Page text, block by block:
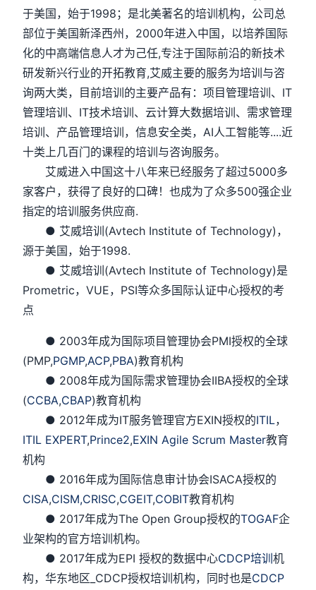
于美国，始于1998；是北美著名的培训机构，公司总
部位于美国新泽西州，2000年进入中国，以培养国际
化的中高端信息人才为己任,专注于国际前沿的新技术
研发新兴行业的开拓教育,艾威主要的服务为培训与咨
询两大类，目前培训的主要产品有：项目管理培训、IT
管理培训、IT技术培训、云计算大数据培训、需求管理
培训、产品管理培训，信息安全类，AI人工智能等....近
十类上几百门的课程的培训与咨询服务。
艾威进入中国这十八年来已经服务了超过5000多
家客户，获得了良好的口碑！也成为了众多500强企业
指定的培训服务供应商.
● 艾威培训(Avtech Institute of Technology)，
源于美国，始于1998.
● 艾威培训(Avtech Institute of Technology)是
Prometric，VUE，PSI等众多国际认证中心授权的考
点
● 2003年成为国际项目管理协会PMI授权的全球
(PMP,PGMP,ACP,PBA)教育机构
● 2008年成为国际需求管理协会IIBA授权的全球
(CCBA,CBAP)教育机构
● 2012年成为IT服务管理官方EXIN授权的ITIL，
ITIL EXPERT,Prince2,EXIN Agile Scrum Master教育
机构
● 2016年成为国际信息审计协会ISACA授权的
CISA,CISM,CRISC,CGEIT,COBIT教育机构
● 2017年成为The Open Group授权的TOGAF企
业架构的官方培训机构。
● 2017年成为EPI 授权的数据中心CDCP培训机
构，华东地区_CDCP授权培训机构，同时也是CDCP